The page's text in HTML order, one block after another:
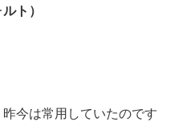
ト）
今は常用していたのです